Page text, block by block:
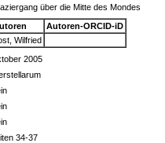
über die Mitte des Mondes
Autoren-ORCID-iD
Wilfried
2005
34-37